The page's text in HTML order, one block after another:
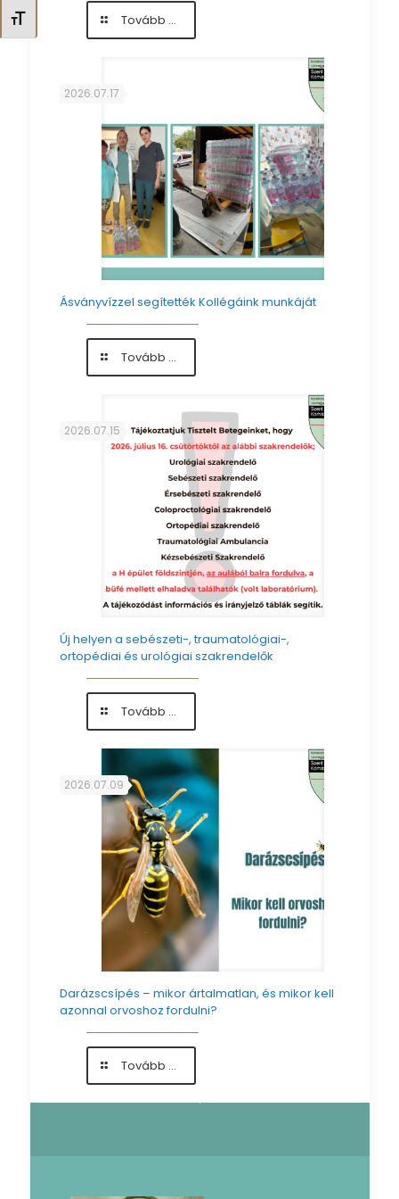
Betűméret váltásaTovább ...-
Szoptatásra
2026.07.17
Ásványvízzel segítették Kollégáink munkáját
Tovább ...-
Ásványvízzel
Kollégáink
munkáját
2026.07.15
Új helyen a sebészeti-, traumatológiai-,
ortopédiai és urológiai szakrendelők
Tovább ...-
Új
helyen
a
sebészeti-,
traumatológiai-,
ortopédiai
és
urológiai
szakrendelők
2026.07.09
Darázscsípés – mikor ártalmatlan, és mikor kell
azonnal orvoshoz fordulni?
Tovább ...-
Darázscsípés
–